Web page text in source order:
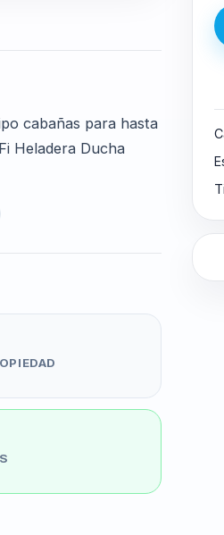
cabañas para hasta
Heladera Ducha